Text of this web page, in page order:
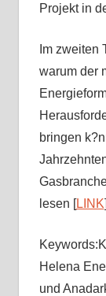
Projekt in
Im zweiten
warum der
bringen
lesen [LINK
Helena
und